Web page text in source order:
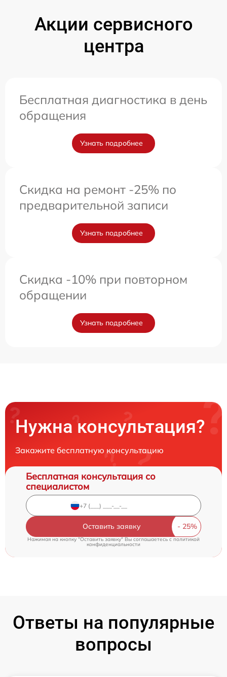
Акции сервисного
центра
Бесплатная диагностика в день
обращения
Узнать подробнее
Скидка на ремонт -25% по
предварительной записи
Узнать подробнее
Скидка -10% при повторном
обращении
Узнать подробнее
Нужна консультация?
Закажите бесплатную консультацию
Бесплатная консультация со
специалистом
Оставить заявку
Нажимая на кнопку "Оставить заявку" Вы соглашаетесь c политикой
конфиденциальности
Ответы на популярные
вопросы